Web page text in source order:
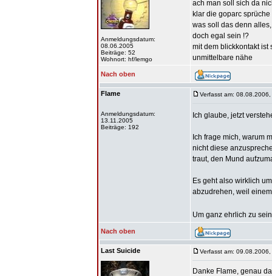
Anmeldungsdatum:
08.06.2005
Beiträge: 52
Wohnort: hf/lemgo
ach man soll sich da
klar die goparc
was soll das denn
doch egal sein !?
mit dem blickkontakt ist
unmittelbare nähe
Nach oben
Flame
Anmeldungsdatum:
13.11.2005
Beiträge: 192
Verfasst am:
Ich glaube, jetzt
Ich frage mich, warum
nicht diese
traut, den Mund
Es geht also wirklich
abzudrehen, weil
Um ganz ehrlich zu
Nach oben
Last Suicide Verfasst am:
Danke Flame, genau